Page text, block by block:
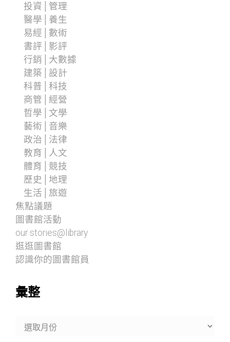
投資│管理
醫學│養生
易經│數術
書評│影評
行銷│大數據
建築│設計
科普│科技
商管│經營
哲學│文學
藝術│音樂
政治│法律
教育│人文
體育│競技
歷史│地理
生活│旅遊
焦點議題
圖書館活動
our stories@library
逛逛圖書館
認識你的圖書館員
彙整